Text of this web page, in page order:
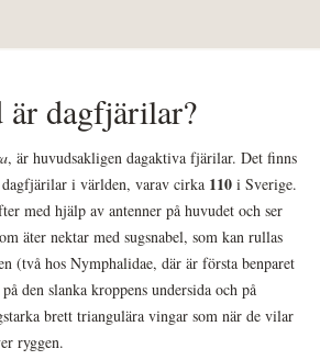
är dagfjärilar?
, är huvudsakligen dagaktiva fjärilar. Det finns
dagfjärilar i världen, varav cirka 110 i Sverige.
med hjälp av antenner på huvudet och ser
äter nektar med sugsnabel, som kan rullas
(två hos Nymphalidae, där är första benparet
den slanka kroppens undersida och på
brett triangulära vingar som när de vilar
ryggen.